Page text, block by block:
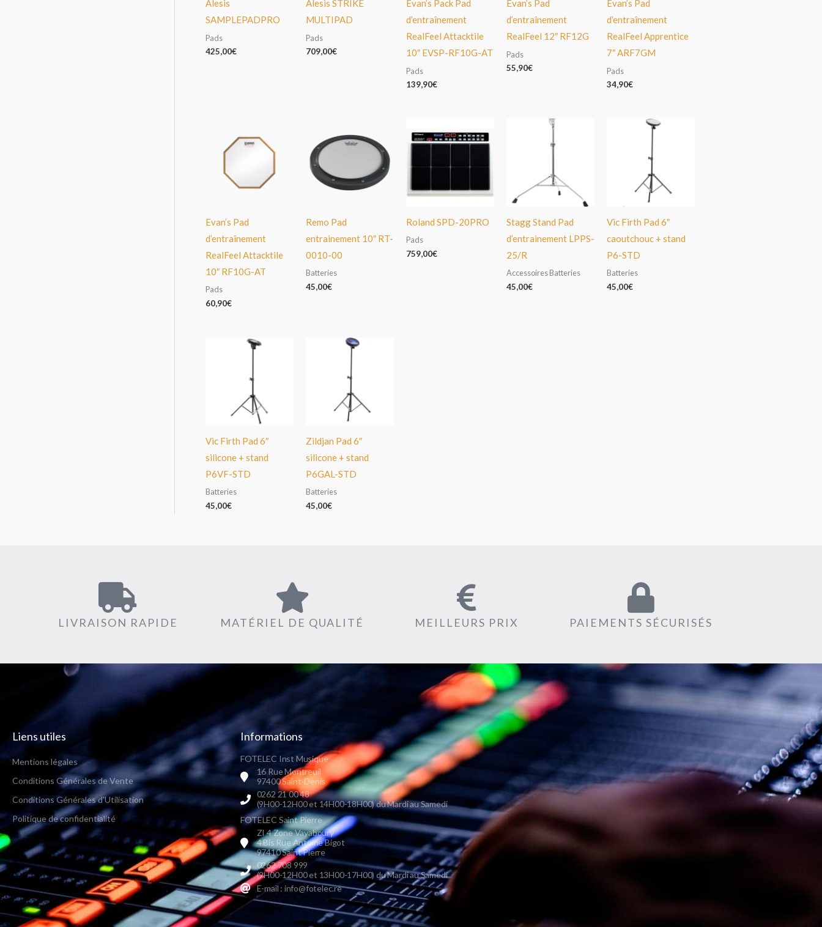
Alesis
SAMPLEPADPRO
Pads
425,00€
Alesis STRIKE
MULTIPAD
Pads
709,00€
Evan’s Pack Pad
d’entraînement
RealFeel Attacktile
10″ EVSP-RF10G-AT
Pads
139,90€
Evan’s Pad
d’entraînement
RealFeel 12″ RF12G
Pads
55,90€
Evan’s Pad
d’entraînement
RealFeel Apprentice
7″ ARF7GM
Pads
34,90€
Evan’s Pad
d’entraînement
RealFeel Attacktile
10″ RF10G-AT
Pads
60,90€
Remo Pad
entrainement 10″ RT-
0010-00
Batteries
45,00€
Roland SPD-20PRO
Pads
759,00€
Stagg Stand Pad
d’entrainement LPPS-
25/R
Accessoires Batteries
45,00€
Vic Firth Pad 6″
caoutchouc + stand
P6-STD
Batteries
45,00€
Vic Firth Pad 6″
silicone + stand
P6VF-STD
Batteries
45,00€
Zildjan Pad 6″
silicone + stand
P6GAL-STD
Batteries
45,00€
LIVRAISON RAPIDE MATÉRIEL DE QUALITÉ MEILLEURS PRIX PAIEMENTS SÉCURISÉS
Liens utiles
Mentions légales
Conditions Générales de Vente
Conditions Générales d'Utilisation
Politique de confidentialité
Informations
FOTELEC Inst Musique
16 Rue Montreuil
97400 Saint-Denis
0262 21 00 48
(9H00-12H00 et 14H00-18H00) du Mardi au Samedi
FOTELEC Saint Pierre
ZI 4 Zone Vayaboury
4 Bis Rue Antoine Bigot
97410 Saint Pierre
0262 708 999
(9H00-12H00 et 13H00-17H00) du Mardi au Samedi
E-mail : info@fotelec.re